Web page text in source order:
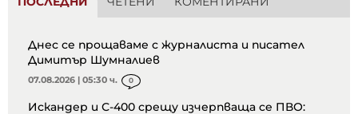
Днес се прощаваме с журналиста и писател
Димитър Шумналиев
07.08.2026 | 05:30 ч. 0
Искандер и С-400 срещу изчерпваща се ПВО: